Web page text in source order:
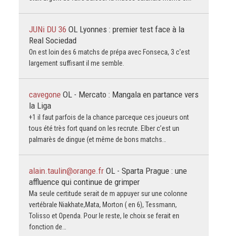
JUNi DU 36 OL Lyonnes : premier test face à la
Real Sociedad
On est loin des 6 matchs de prépa avec Fonseca, 3 c'est
largement suffisant il me semble.
cavegone OL - Mercato : Mangala en partance vers
la Liga
+1 il faut parfois de la chance parceque ces joueurs ont
tous été très fort quand on les recrute. Elber c’est un
palmarès de dingue (et même de bons matchs…
alain.taulin@orange.fr OL - Sparta Prague : une
affluence qui continue de grimper
Ma seule certitude serait de m appuyer sur une colonne
vertébrale Niakhate,Mata, Morton ( en 6), Tessmann,
Tolisso et Openda. Pour le reste, le choix se ferait en
fonction de…